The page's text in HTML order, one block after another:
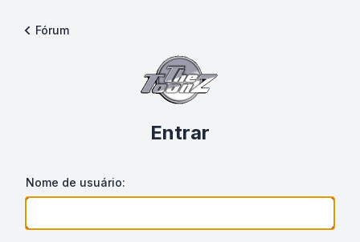
Fórum
Entrar
Nome de usuário: